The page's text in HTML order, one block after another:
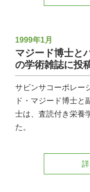
1999年1月
マジード博士と
の学術雑誌に投
サビンサコーポレー
ド・マジード博士と
士は、査読付き栄養
た。